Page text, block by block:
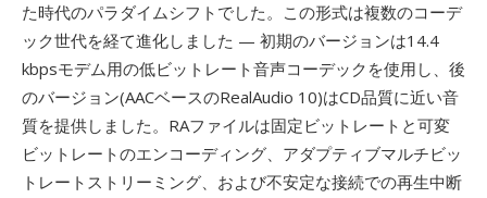
た時代のパラダイムシフトでした。この形式は複数のコーデ
ック世代を経て進化しました — 初期のバージョンは14.4
kbpsモデム用の低ビットレート音声コーデックを使用し、後
のバージョン(AACベースのRealAudio 10)はCD品質に近い音
質を提供しました。RAファイルは固定ビットレートと可変
ビットレートのエンコーディング、アダプティブマルチビッ
トレートストリーミング、および不安定な接続での再生中断